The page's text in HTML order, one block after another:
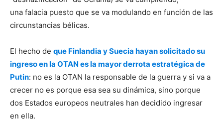
una falacia puesto que se va modulando en función de las
circunstancias bélicas.
El hecho de que Finlandia y Suecia hayan solicitado su
ingreso en la OTAN es la mayor derrota estratégica de
Putin: no es la OTAN la responsable de la guerra y si va a
crecer no es porque esa sea su dinámica, sino porque
dos Estados europeos neutrales han decidido ingresar
en ella.